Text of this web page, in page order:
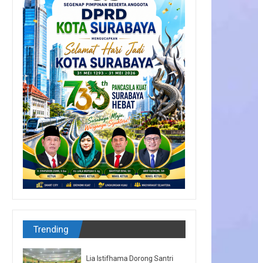
Trending
Lia Istifhama Dorong Santri